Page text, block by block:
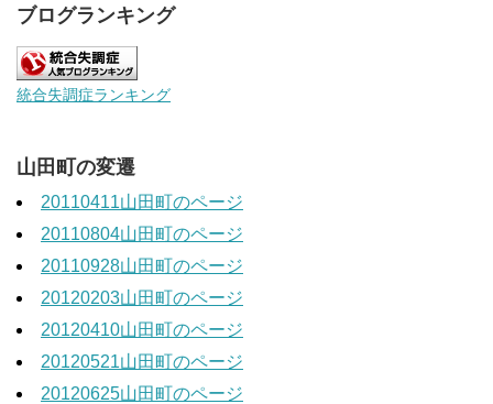
ブログランキング
統合失調症ランキング
山田町の変遷
20110411山田町のページ
20110804山田町のページ
20110928山田町のページ
20120203山田町のページ
20120410山田町のページ
20120521山田町のページ
20120625山田町のページ